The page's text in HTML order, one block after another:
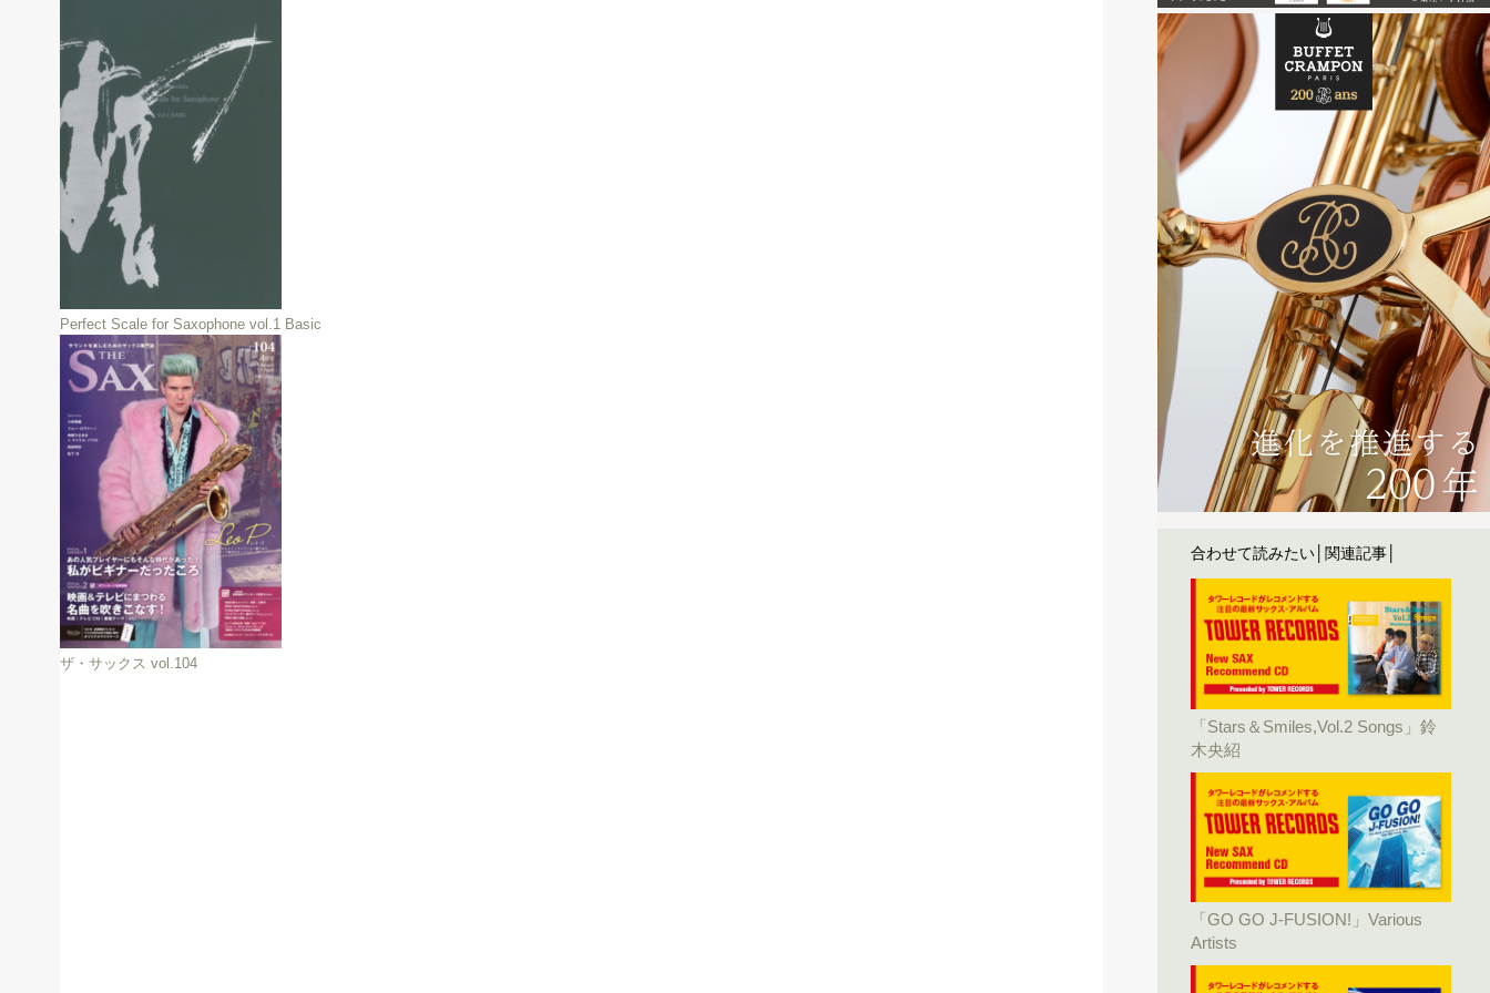
Perfect Scale for Saxophone vol.1 Basic
ザ・サックス vol.104
合わせて読みたい│関連記事│
「Stars＆Smiles,Vol.2 Songs」鈴
木央紹
「GO GO J-FUSION!」Various
Artists